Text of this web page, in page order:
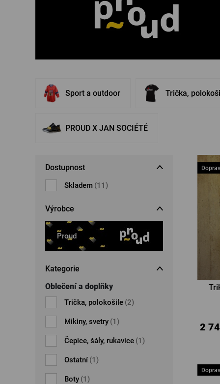
Šperky
Sluneční brýle
Sport a outdoor Trička,
PROUD X JAN SOCIÉTÉ
Dostupnost
Skladem (11)
Výrobce
Proud
Kategorie
Oblečení a doplňky
Trička, polokošile (2)
Mikiny, svetry (1)
Čepice, šály, rukavice (1)
Ostatní (1)
Boty (1)
2